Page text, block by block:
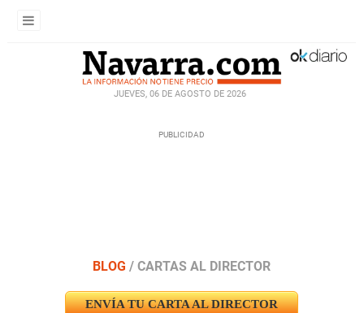
JUEVES, 06 DE AGOSTO DE 2026
BLOG / CARTAS AL DIRECTOR
ENVÍA TU CARTA AL DIRECTOR